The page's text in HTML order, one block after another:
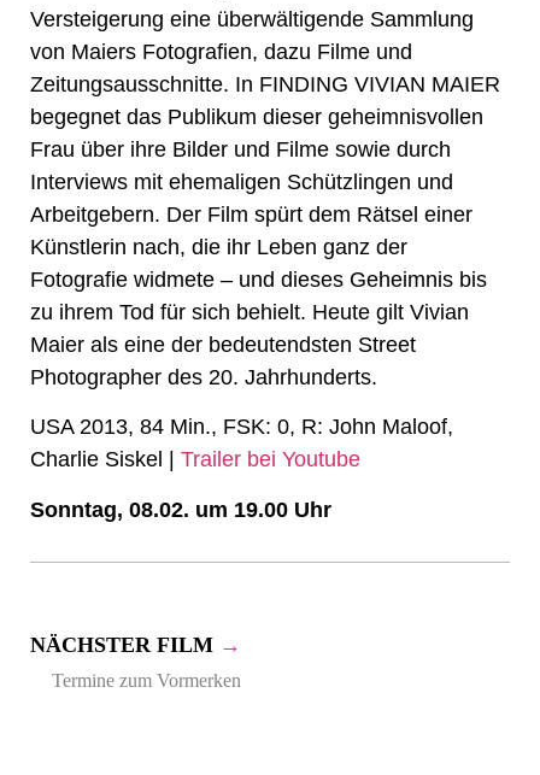
Versteigerung eine überwältigende Sammlung
von Maiers Fotografien, dazu Filme und
Zeitungsausschnitte. In FINDING VIVIAN MAIER
begegnet das Publikum dieser geheimnisvollen
Frau über ihre Bilder und Filme sowie durch
Interviews mit ehemaligen Schützlingen und
Arbeitgebern. Der Film spürt dem Rätsel einer
Künstlerin nach, die ihr Leben ganz der
Fotografie widmete – und dieses Geheimnis bis
zu ihrem Tod für sich behielt. Heute gilt Vivian
Maier als eine der bedeutendsten Street
Photographer des 20. Jahrhunderts.
USA 2013, 84 Min., FSK: 0, R: John Maloof,
Charlie Siskel | Trailer bei Youtube
Sonntag, 08.02. um 19.00 Uhr
NÄCHSTER FILM →
Termine zum Vormerken